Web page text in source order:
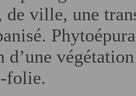
de ville, une
d’une
folie.